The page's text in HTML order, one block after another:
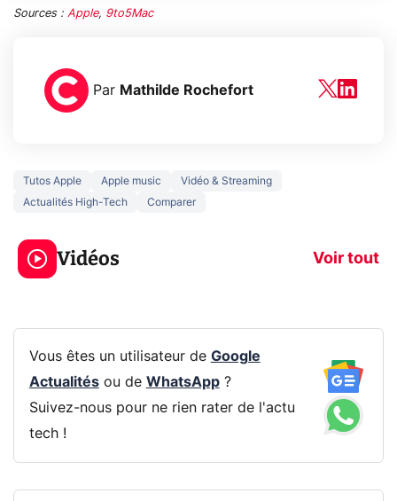
Sources : Apple, 9to5Mac
Par Mathilde Rochefort
Tutos Apple Apple music
Vidéo & Streaming
Actualités High-Tech
Comparer
Vidéos Voir tout
5 générations de
jeux dans la
prochaine Xbox !
navigation
Vous êtes un utilisateur de Google
Actualitésou de WhatsApp?
Suivez-nous pour ne rien rater de l'actu
tech !